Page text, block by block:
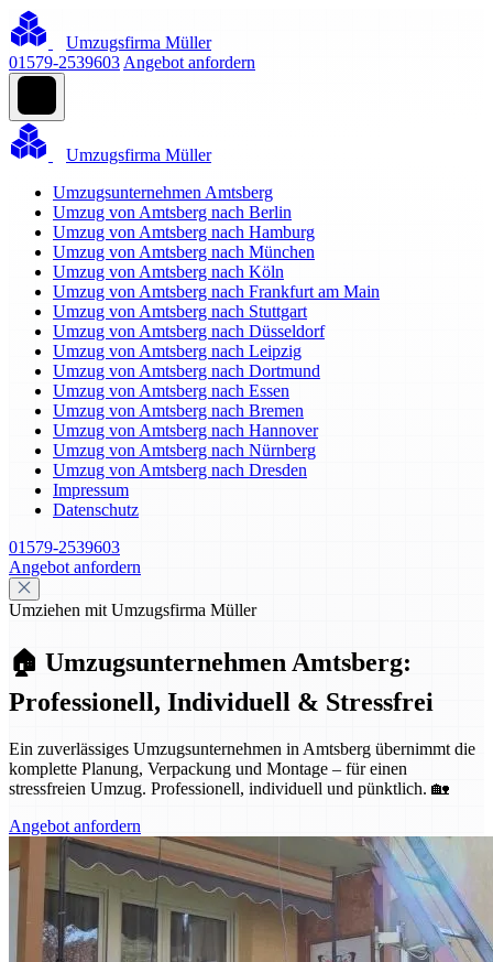
Umzugsfirma Müller
01579-2539603 Angebot anfordern
Umzugsfirma Müller
Umzugsunternehmen Amtsberg
Umzug von Amtsberg nach Berlin
Umzug von Amtsberg nach Hamburg
Umzug von Amtsberg nach München
Umzug von Amtsberg nach Köln
Umzug von Amtsberg nach Frankfurt am Main
Umzug von Amtsberg nach Stuttgart
Umzug von Amtsberg nach Düsseldorf
Umzug von Amtsberg nach Leipzig
Umzug von Amtsberg nach Dortmund
Umzug von Amtsberg nach Essen
Umzug von Amtsberg nach Bremen
Umzug von Amtsberg nach Hannover
Umzug von Amtsberg nach Nürnberg
Umzug von Amtsberg nach Dresden
Impressum
Datenschutz
01579-2539603
Angebot anfordern
Umziehen mit Umzugsfirma Müller
🏠 Umzugsunternehmen Amtsberg:
Professionell, Individuell & Stressfrei
Ein zuverlässiges Umzugsunternehmen in Amtsberg übernimmt die
komplette Planung, Verpackung und Montage – für einen
stressfreien Umzug. Professionell, individuell und pünktlich. 🏡
Angebot anfordern